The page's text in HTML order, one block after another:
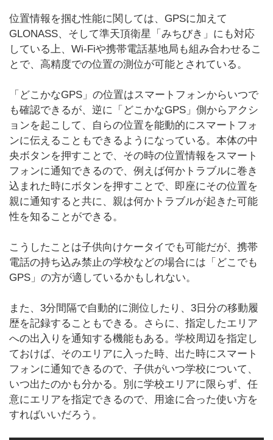
位置情報を掴む性能に関しては、GPSに加えて
GLONASS、そして準天頂衛星「みちびき」にも対応
している上、Wi-Fiや携帯電話基地局も組み合わせるこ
とで、高精度での位置の測位が可能とされている。
「どこかなGPS」の位置はスマートフォンからいつで
も確認できるが、逆に「どこかなGPS」側からアクシ
ョンを起こして、自らの位置を能動的にスマートフォ
ンに伝えることもできるようになっている。本体の中
央ボタンを押すことで、その時の位置情報をスマート
フォンに通知できるので、例えば何かトラブルに巻き
込まれた時にボタンを押すことで、即座にその位置を
親に通知すると共に、親は何かトラブルが起きた可能
性を知ることができる。
こうしたことは子供向けケータイでも可能だが、携帯
電話の持ち込み禁止の学校などの場合には「どこでも
GPS」の方が適しているかもしれない。
また、3分間隔で自動的に測位したり、3日分の移動履
歴を記録することもできる。さらに、指定したエリア
への出入りを通知する機能もある。学校周辺を指定し
ておけば、そのエリアに入った時、出た時にスマート
フォンに通知できるので、子供がいつ学校について、
いつ出たのかも分かる。別に学校エリアに限らず、任
意にエリアを指定できるので、用途に合った使い方を
すればいいだろう。